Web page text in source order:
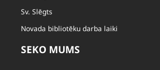
Sv. Slēgts
Novada bibliotēku darba laiki
SEKO MUMS